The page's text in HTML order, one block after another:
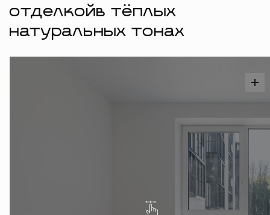
отделкойв тёплых
натуральных тонах